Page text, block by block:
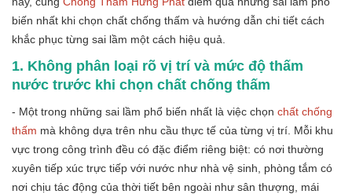
biến nhất khi chọn chất chống thấm và hướng dẫn chi tiết cách
khắc phục từng sai lầm một cách hiệu quả.
1. Không phân loại rõ vị trí và mức độ thấm
nước trước khi chọn chất chống thấm
- Một trong những sai lầm phổ biến nhất là việc chọn chất chống
thấm mà không dựa trên nhu cầu thực tế của từng vị trí. Mỗi khu
vực trong công trình đều có đặc điểm riêng biệt: có nơi thường
xuyên tiếp xúc trực tiếp với nước như nhà vệ sinh, phòng tắm có
nơi chịu tác động của thời tiết bên ngoài như sân thượng, mái